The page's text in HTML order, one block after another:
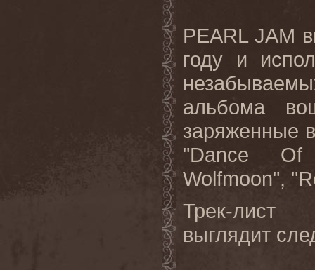
PEARL JAM
году и
альбома
заряженные
"Dance Of
Wolfmoon",
Трек-
выглядит